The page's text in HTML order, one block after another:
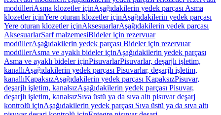
modülleriAsma klozetler içinAşağıdakilerin yedek parçası Asma
klozetler içinYere oturan klozetler içinAşağıdakilerin yedek parçası
Yere oturan klozetler içinAksesuarlarAşağıdakilerin yedek parçası
AksesuarlarSarf malzemesiBideler için rezervuar
modüllerAşağıdakilerin yedek parçası Bideler için rezervuar
modüllerAsma ve ayaklı bideler içinAşağıdakilerin yedek parçası
Asma ve ayaklı bideler içinPisuvarlarPisuvarlar, deşarjlı işletim,
kanallıAşağıdakilerin yedek parçası Pisuvarlar, deşarjlı işletim,
kanallıKapaksızAşağıdakilerin yedek parçası KapaksızPisuvar,
deşarjlı işletim, kanalsızAşağıdakilerin yedek parçası Pisuvar,
deşarjlı işletim, kanalsızSıva üstü ya da sıva altı pisuvar deşarj
kontrolü içinAşağıdakilerin yedek parçası Sıva üstü ya da sıva altı